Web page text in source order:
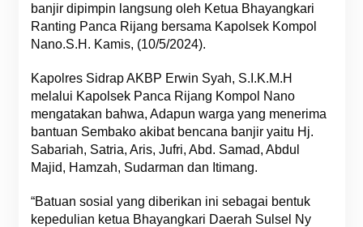
banjir dipimpin langsung oleh Ketua Bhayangkari
Ranting Panca Rijang bersama Kapolsek Kompol
Nano.S.H. Kamis, (10/5/2024).
Kapolres Sidrap AKBP Erwin Syah, S.I.K.M.H
melalui Kapolsek Panca Rijang Kompol Nano
mengatakan bahwa, Adapun warga yang menerima
bantuan Sembako akibat bencana banjir yaitu Hj.
Sabariah, Satria, Aris, Jufri, Abd. Samad, Abdul
Majid, Hamzah, Sudarman dan Itimang.
“Batuan sosial yang diberikan ini sebagai bentuk
kepedulian ketua Bhayangkari Daerah Sulsel Ny